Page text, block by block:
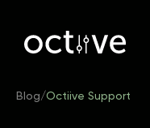
Blog/Octiive Support